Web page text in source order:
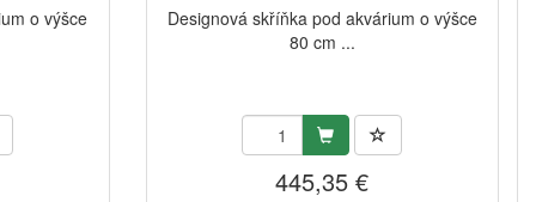
o výšce
Designová skříňka pod akvárium o výšce
80 cm ...
445,35 €